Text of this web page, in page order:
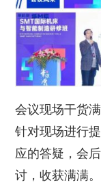
会议现场干货
针对现场进行
应的答疑，会
讨，收获满满。